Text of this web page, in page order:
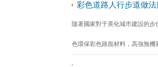
彩色道路人行步道做法
隨著國家對于美化城市建設的
色環保彩色路面材料，高強無機